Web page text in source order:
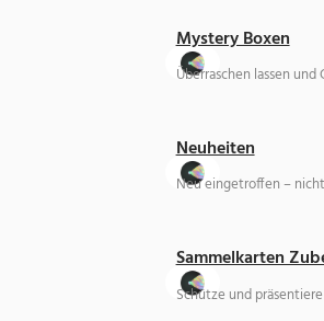
Mystery Boxen
Überraschen lassen und
Neuheiten
Neu eingetroffen –
Sammelkarten
Schütze und